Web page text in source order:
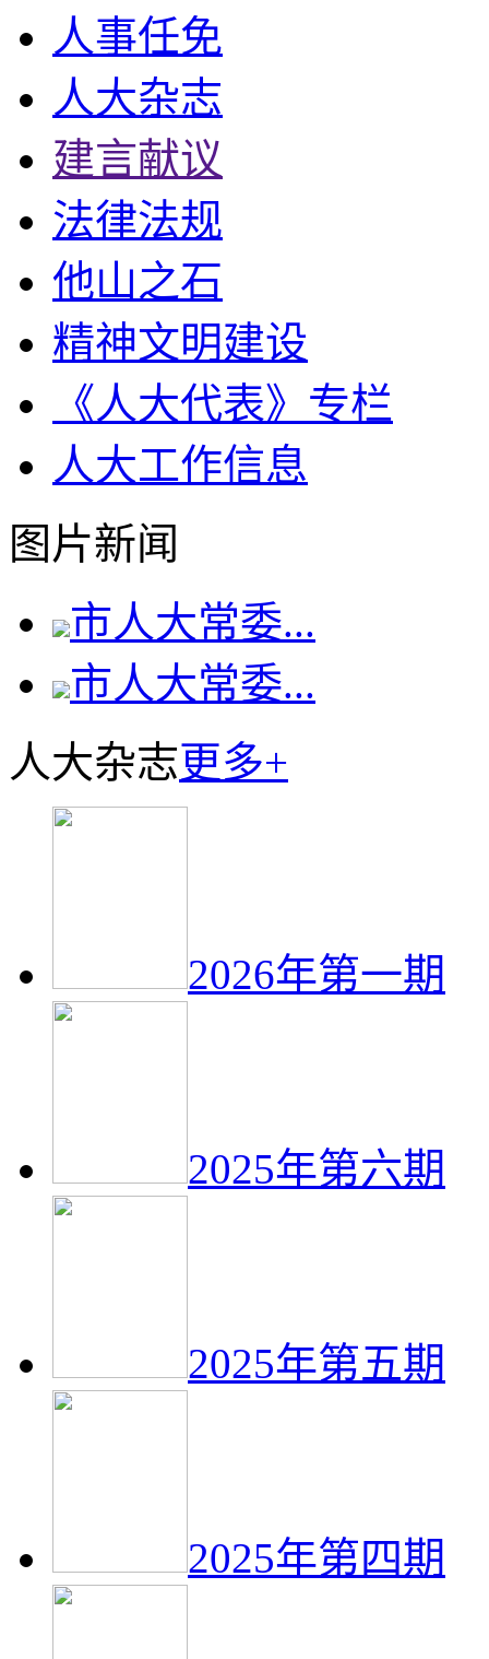
人事任免
人大杂志
建言献议
法律法规
他山之石
精神文明建设
《人大代表》专栏
人大工作信息
图片新闻
市人大常委...
市人大常委...
人大杂志更多+
2026年第一期
2025年第六期
2025年第五期
2025年第四期